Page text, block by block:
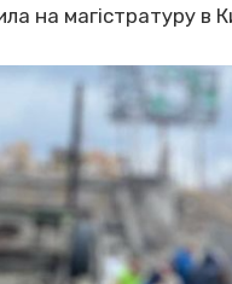
на магістратуру в